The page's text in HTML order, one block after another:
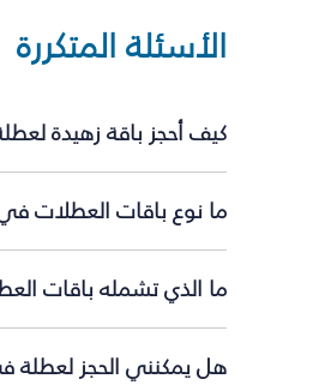
الأسئلة المتكررة
كيف أحجز باقة زهيدة
ما نوع باقات العطلات
ما الذي تشمله باقات
هل يمكنني الحجز لعطلة